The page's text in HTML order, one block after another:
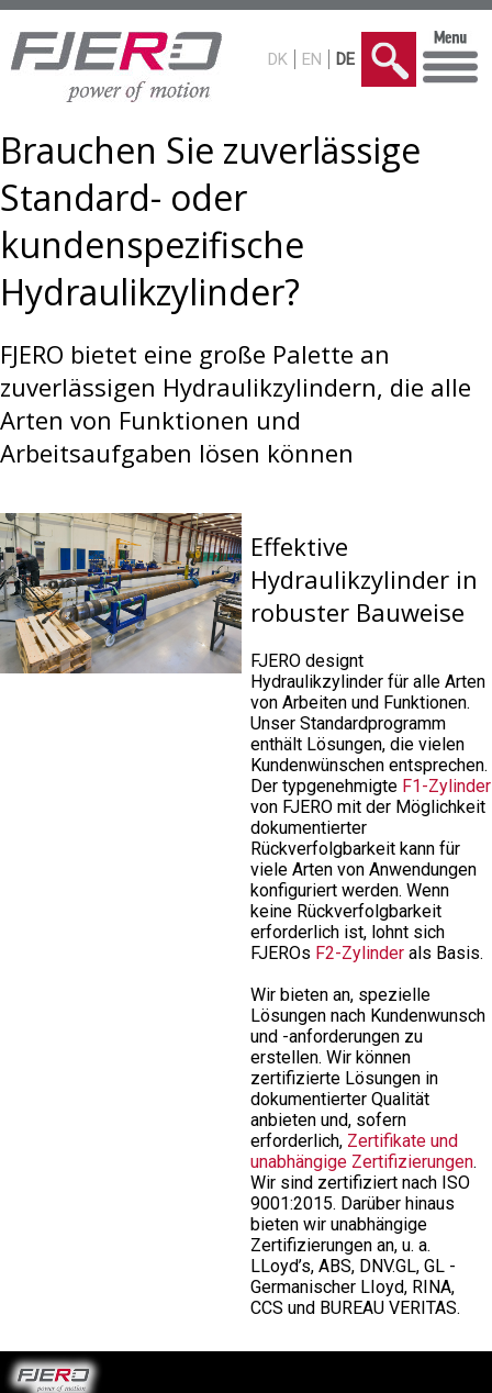
Brauchen Sie zuverlässige
Standard- oder
kundenspezifische
Hydraulikzylinder?
FJERO bietet eine große Palette an
zuverlässigen Hydraulikzylindern, die alle
Arten von Funktionen und
Arbeitsaufgaben lösen können
Effektive
Hydraulikzylinder in
robuster Bauweise
FJERO designt
Hydraulikzylinder für alle Arten
von Arbeiten und Funktionen.
Unser Standardprogramm
enthält Lösungen, die vielen
Kundenwünschen entsprechen.
Der typgenehmigte F1-Zylinder
von FJERO mit der Möglichkeit
dokumentierter
Rückverfolgbarkeit kann für
viele Arten von Anwendungen
konfiguriert werden. Wenn
keine Rückverfolgbarkeit
erforderlich ist, lohnt sich
FJEROs F2-Zylinder als Basis.
Wir bieten an, spezielle
Lösungen nach Kundenwunsch
und -anforderungen zu
erstellen. Wir können
zertifizierte Lösungen in
dokumentierter Qualität
anbieten und, sofern
erforderlich, Zertifikate und
unabhängige Zertifizierungen.
Wir sind zertifiziert nach ISO
9001:2015. Darüber hinaus
bieten wir unabhängige
Zertifizierungen an, u. a.
LLoyd’s, ABS, DNV.GL, GL -
Germanischer LIoyd, RINA,
CCS und BUREAU VERITAS.
DK EN DE